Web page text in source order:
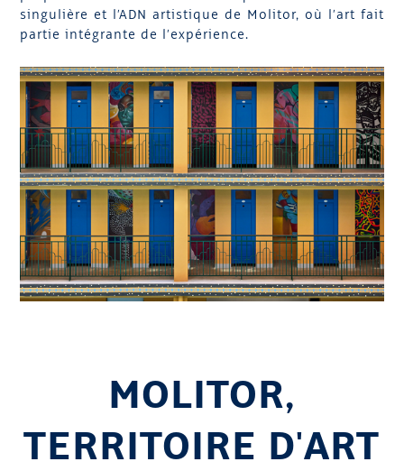
singulière et l’ADN artistique de Molitor, où l’art fait
partie intégrante de l’expérience.
MOLITOR,
TERRITOIRE D'ART